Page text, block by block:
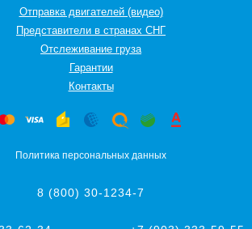
Отправка двигателей (видео)
Представители в странах СНГ
Oтслеживание груза
Гарантии
Контакты
Политика персональных данных
8 (800) 30-1234-7